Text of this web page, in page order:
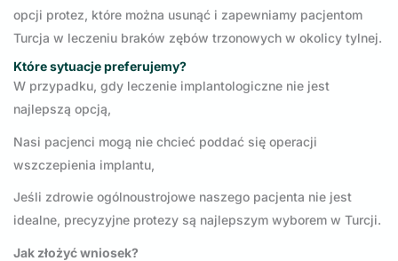
opcji protez, które można usunąć i zapewniamy pacjentom
Turcja w leczeniu braków zębów trzonowych w okolicy tylnej.
Które sytuacje preferujemy?
W przypadku, gdy leczenie implantologiczne nie jest
najlepszą opcją,
Nasi pacjenci mogą nie chcieć poddać się operacji
wszczepienia implantu,
Jeśli zdrowie ogólnoustrojowe naszego pacjenta nie jest
idealne, precyzyjne protezy są najlepszym wyborem w Turcji.
Jak złożyć wniosek?